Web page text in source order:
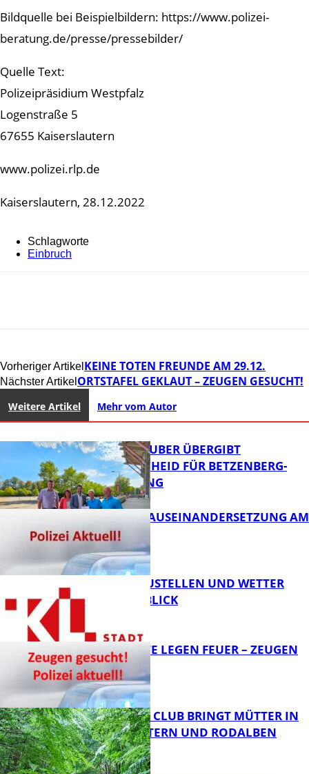
Bildquelle bei Beispielbildern: https://www.polizei-
beratung.de/presse/pressebilder/
Quelle Text:
Polizeipräsidium Westpfalz
Logenstraße 5
67655 Kaiserslautern
www.polizei.rlp.de
Kaiserslautern, 28.12.2022
Schlagworte
Einbruch
Vorheriger Artikel KEINE TOTEN FREUNDE AM 29.12.
Nächster Artikel ORTSTAFEL GEKLAUT – ZEUGEN GESUCHT!
Weitere Artikel Mehr vom Autor
MINISTER TEUBER ÜBERGIBT
FÖRDERBESCHEID FÜR BETZENBERG-
ENTWICKLUNG
HANDFESTE AUSEINANDERSETZUNG AM
PFAFFPLATZ
PARKEN, BAUSTELLEN UND WETTER
DIGITAL IM BLICK
FB News
UNBEKANNTE LEGEN FEUER – ZEUGEN
GESUCHT!
NEUER MOM CLUB BRINGT MÜTTER IN
KAISERSLAUTERN UND RODALBEN
ZUSAMMEN